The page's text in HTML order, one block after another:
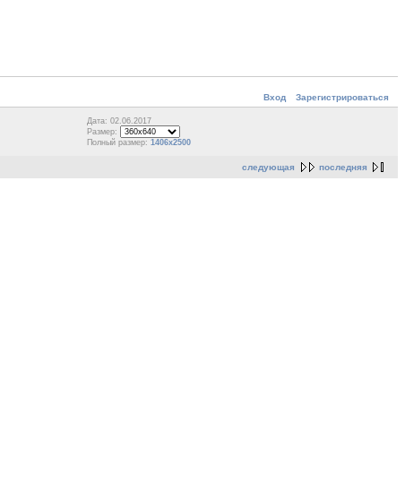
Вход
Зарегистрироваться
Дата: 02.06.2017
Размер:
Полный размер: 1406x2500
следующая последняя